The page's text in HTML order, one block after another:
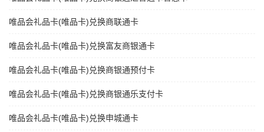
唯品会礼品卡(唯品卡)兑换商联通卡
唯品会礼品卡(唯品卡)兑换富友商银通卡
唯品会礼品卡(唯品卡)兑换商银通预付卡
唯品会礼品卡(唯品卡)兑换商银通乐支付卡
唯品会礼品卡(唯品卡)兑换申城通卡